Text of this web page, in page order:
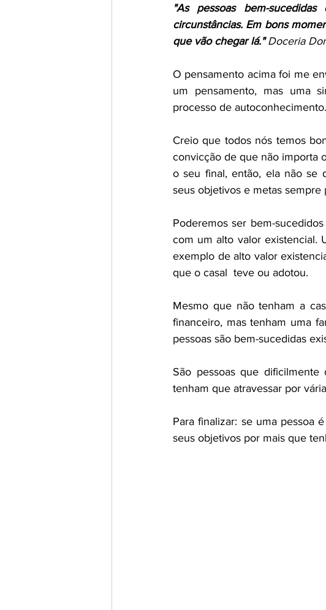
"As pessoas bem-
circunstâncias. Em bons
que vão chegar lá." Doceria
O pensamento acima foi me
um pensamento, mas uma
processo de autoconhecimento.
Creio que todos nós temos
convicção de que não importa
o seu final, então, ela não se
seus objetivos e metas sempre
Poderemos ser bem-
com um alto valor existencial.
exemplo de alto valor
que o casal  teve ou adotou.
Mesmo que não tenham a
financeiro, mas tenham uma
pessoas são bem-sucedidas
São pessoas que
tenham que atravessar por
Para finalizar: se uma pessoa
seus objetivos por mais que